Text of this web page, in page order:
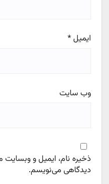
ایمیل*
وب‌ سایت
ذخیره نام، ایمیل و وبسایت
دیدگاهی می‌نویسم.